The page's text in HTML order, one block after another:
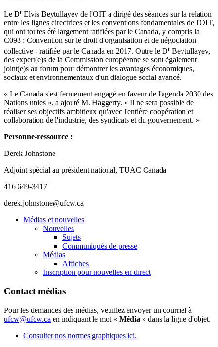
Le DrElvis Beytullayev de l'OIT a dirigé des séances sur la relation
entre les lignes directrices et les conventions fondamentales de l'OIT,
qui ont toutes été largement ratifiées par le Canada, y compris la
C098 : Convention sur le droit d'organisation et de négociation
collective - ratifiée par le Canada en 2017. Outre le DrBeytullayev,
des expert(e)s de la Commission européenne se sont également
joint(e)s au forum pour démontrer les avantages économiques,
sociaux et environnementaux d'un dialogue social avancé.
« Le Canada s'est fermement engagé en faveur de l'agenda 2030 des
Nations unies », a ajouté M. Haggerty. « Il ne sera possible de
réaliser ses objectifs ambitieux qu'avec l'entière coopération et
collaboration de l'industrie, des syndicats et du gouvernement. »
Personne-ressource :
Derek Johnstone
Adjoint spécial au président national, TUAC Canada
416 649-3417
derek.johnstone@ufcw.ca
Médias et nouvelles
Nouvelles
Sujets
Communiqués de presse
Médias
Affiches
Inscription pour nouvelles en direct
Contact médias
Pour les demandes des médias, veuillez envoyer un courriel à
ufcw@ufcw.ca en indiquant le mot « Média » dans la ligne d'objet.
Consulter nos normes graphiques ici.